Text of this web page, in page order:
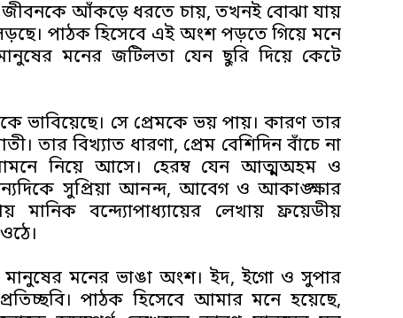
জীবনকে আঁকড়ে ধরতে চায়, তখনই বোঝা যায়
পাঠক হিসেবে এই অংশ পড়তে গিয়ে মনে
মনের জটিলতা যেন ছুরি দিয়ে কেটে
ভাবিয়েছে। সে প্রেমকে ভয় পায়। কারণ তার
তার বিখ্যাত ধারণা, প্রেম বেশিদিন বাঁচে না
নিয়ে আসে। হেরম্ব যেন আত্মঅহম ও
সুপ্রিয়া আনন্দ, আবেগ ও আকাঙ্ক্ষার
মানিক বন্দ্যোপাধ্যায়ের লেখায় ফ্রয়েডীয়
মানুষের মনের ভাঙা অংশ। ইদ, ইগো ও সুপার
পাঠক হিসেবে আমার মনে হয়েছে,